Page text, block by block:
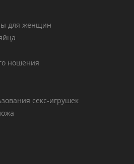
для женщин
ношения
секс-игрушек